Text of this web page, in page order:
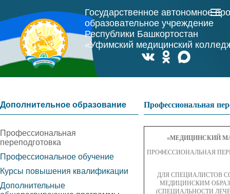
Государственное автономное
образовательное учреждение
Республики Башкортостан
«Уфимский медицинский
Профессиональная
«МЕДИЦИНСКИЙ
ПРОФЕССИОНАЛЬНАЯ
ДЛЯ СПЕЦИАЛИСТОВ
МЕДИЦИНСКИМ
(СПЕЦИАЛЬНОСТИ
Дополнительное образование
Профессиональная
переподготовка
Профессиональное обучение
Курсы повышения квалификации
Дополнительные